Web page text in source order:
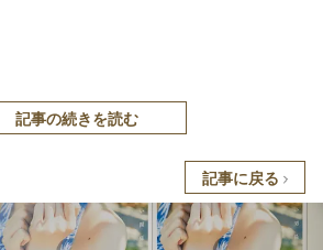
記事の続きを読む
記事に戻る